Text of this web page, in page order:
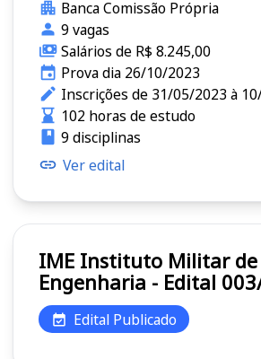
Banca Comissão Própria
9 vagas
Salários de R$ 8.245,00
Prova dia 26/10/2023
Inscrições de 31/05/2023 à
102 horas de estudo
9 disciplinas
Ver edital
IME Instituto Militar de
Engenharia - Edital
Edital Publicado